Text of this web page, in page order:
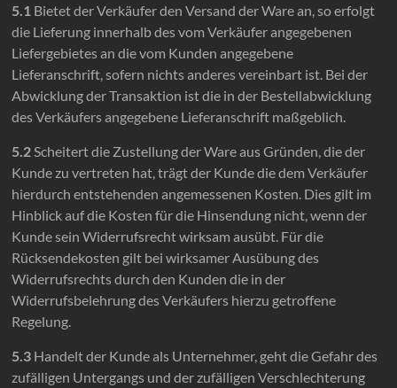
5.1 Bietet der Verkäufer den Versand der Ware an, so erfolgt
die Lieferung innerhalb des vom Verkäufer angegebenen
Liefergebietes an die vom Kunden angegebene
Lieferanschrift, sofern nichts anderes vereinbart ist. Bei der
Abwicklung der Transaktion ist die in der Bestellabwicklung
des Verkäufers angegebene Lieferanschrift maßgeblich.
5.2 Scheitert die Zustellung der Ware aus Gründen, die der
Kunde zu vertreten hat, trägt der Kunde die dem Verkäufer
hierdurch entstehenden angemessenen Kosten. Dies gilt im
Hinblick auf die Kosten für die Hinsendung nicht, wenn der
Kunde sein Widerrufsrecht wirksam ausübt. Für die
Rücksendekosten gilt bei wirksamer Ausübung des
Widerrufsrechts durch den Kunden die in der
Widerrufsbelehrung des Verkäufers hierzu getroffene
Regelung.
5.3 Handelt der Kunde als Unternehmer, geht die Gefahr des
zufälligen Untergangs und der zufälligen Verschlechterung